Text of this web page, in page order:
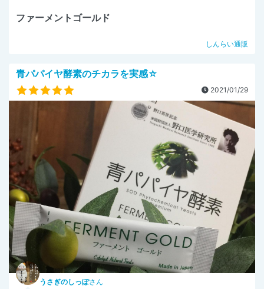
ファーメントゴールド
しんらい通販
青パパイヤ酵素のチカラを実感☆
2021/01/29
うさぎのしっぽさん